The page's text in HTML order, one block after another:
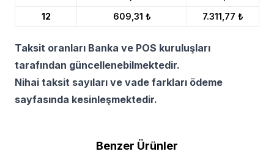
12
609,31 ₺ 7.311,77 ₺
Taksit oranları Banka ve POS kuruluşları
tarafından güncellenebilmektedir.
Nihai taksit sayıları ve vade farkları ödeme
sayfasında kesinleşmektedir.
Benzer Ürünler